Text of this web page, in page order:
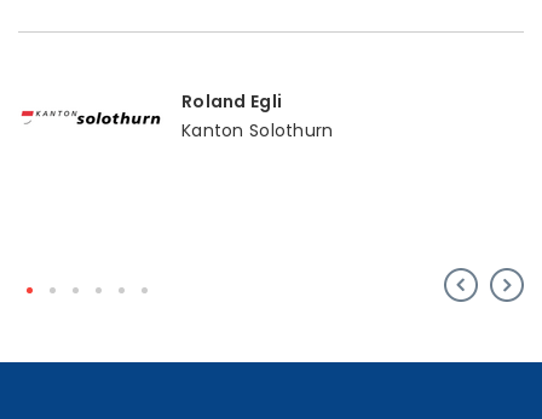
Roland Egli
Kanton Solothurn